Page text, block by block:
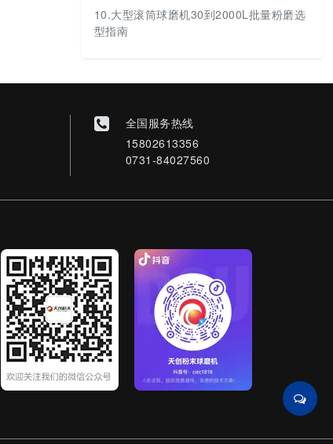
10.大型滚筒球磨机30到2000L批量粉磨选
型指南
全国服务热线
15802613356
0731-84027560